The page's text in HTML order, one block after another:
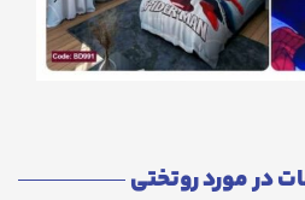
در مورد روتختی